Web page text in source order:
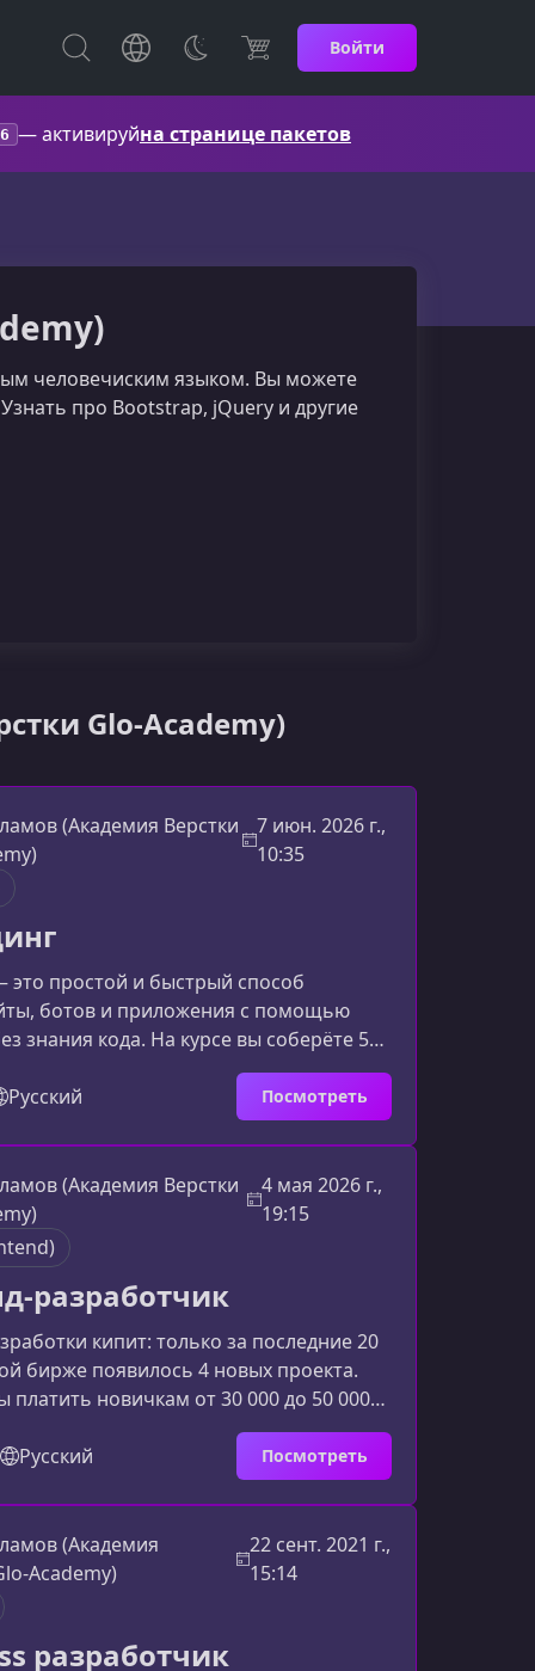
Войти
— активируйна странице пакетов
человечиским языком. Вы можете
про Bootstrap, jQuery и другие
Glo-Academy)
(Академия Верстки
7 июн. 2026 г.,
10:35
это простой и быстрый способ
ботов и приложения с помощью
знания кода. На курсе вы соберёте 5
и освоите навыки, которые
запускать новые цифровые
для реализации любой идеи
формулировка задачи,
доработки, высокие затраты.
выглядит иначе. Вы формулируете
пишет код,
Русский Посмотреть
(Академия Верстки
4 мая 2026 г.,
19:15
разработчик
кипит: только за последние 20
бирже появилось 4 новых проекта.
платить новичкам от 30 000 до 50 000
специалисты и руководители
до 200 000 рублей. Наш курс
базу, чтобы вы не просто «знали код», а
реальные заказы.Стань фронтенд-
с нуля до уровня MiddleВаш билет в IT:
кода до трудоустройства или
Русский Посмотреть
(Академия
Academy)
22 сент. 2021 г.,
15:14
разработчик